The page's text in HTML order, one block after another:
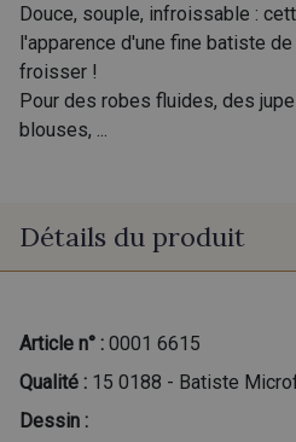
Douce, souple, infroissable :
l'apparence d'une fine batiste
froisser !
Pour des robes fluides, des
blouses, ...
Détails du produit
Article n° : 0001 6615
Qualité : 15 0188 - Batiste
Dessin :